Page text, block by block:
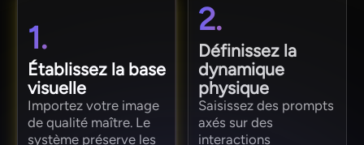
1.
Établissez la base
visuelle
Importez votre image
de qualité maître. Le
système préserve les
2.
Définissez la
dynamique
physique
Saisissez des prompts
axés sur des
interactions